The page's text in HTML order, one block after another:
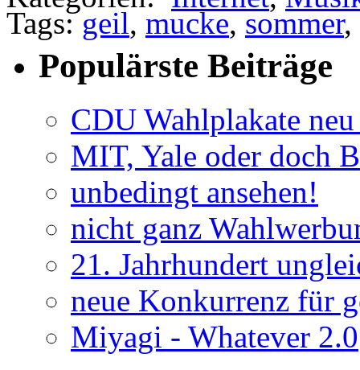
Tags:geil, mucke,sommer,
Populärste Beiträge
CDU Wahlplakate
MIT, Yale oder doch
unbedingt ansehen!
nicht ganz
21. Jahrhundert
neue Konkurrenz für
Miyagi - Whatever 2.0